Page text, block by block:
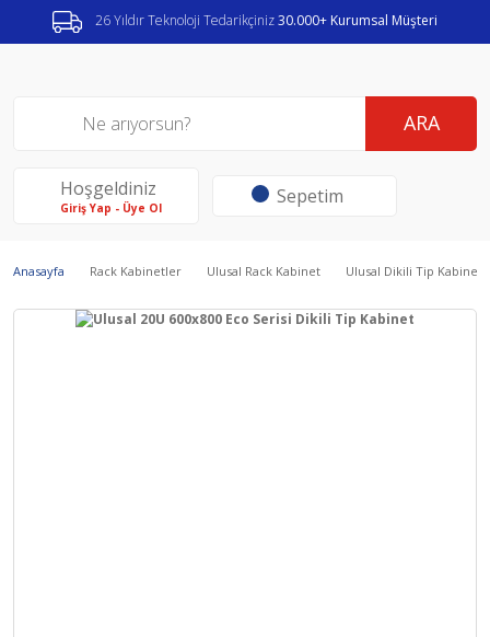
26 Yıldır Teknoloji Tedarikçiniz30.000+ Kurumsal Müşteri
ARA
Hoşgeldiniz
Giriş Yap - Üye Ol Sepetim
Anasayfa Rack Kabinetler Ulusal Rack Kabinet Ulusal Dikili Tip